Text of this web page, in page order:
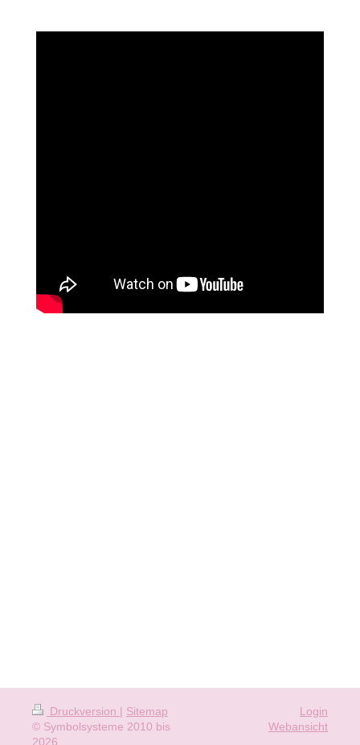
Druckversion | Sitemap
© Symbolsysteme 2010 bis
2026
Login
Webansicht